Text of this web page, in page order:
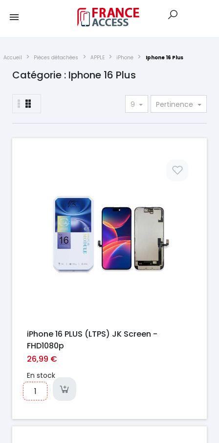
Accueil Pièces détachées APPLE iPhone Iphone 16 Plus
Catégorie : Iphone 16 Plus
9 Pertinence
iPhone 16 PLUS (LTPS) JK Screen -
FHD1080p
26,99 €
En stock